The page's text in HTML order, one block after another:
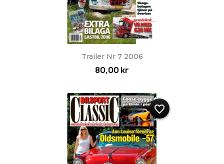
Trailer Nr 7 2006
80,00 kr
favorite_border